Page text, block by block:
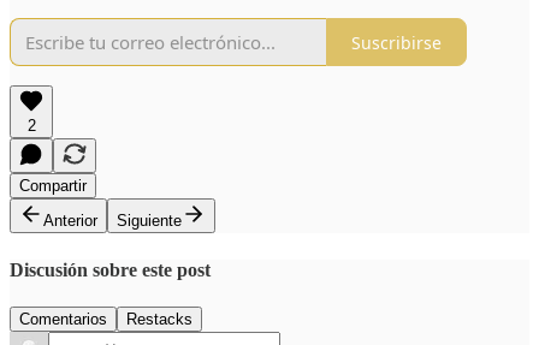
Suscribirse
2
Compartir
Anterior
Siguiente
Discusión sobre este post
Comentarios Restacks